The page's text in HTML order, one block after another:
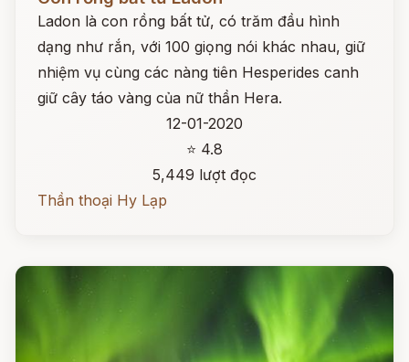
Ladon là con rồng bất tử, có trăm đầu hình
dạng như rắn, với 100 giọng nói khác nhau, giữ
nhiệm vụ cùng các nàng tiên Hesperides canh
giữ cây táo vàng của nữ thần Hera.
12-01-2020
⭐ 4.8
5,449 lượt đọc
Thần thoại Hy Lạp